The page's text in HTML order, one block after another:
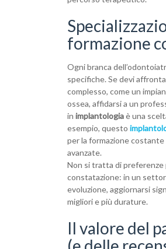
formazione
Ogni branca
specifiche. Se devi
complesso, come un
ossea, affidarsi a un
in implantologiaè una
esempio, questo
per la formazione
avanzate.
Non si tratta di preferenze
constatazione: in un
evoluzione, aggiornarsi
migliori e più durature.
Il valore del